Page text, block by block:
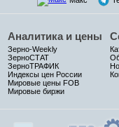
Аналитика и цены
Зерно-Weekly
ЗерноСТАТ
ЗерноТРАФИК
Индексы цен России
Мировые цены FOB
Мировые биржи